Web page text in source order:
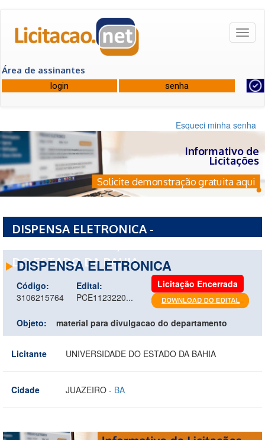
Área de assinantes
Esqueci minha senha
Informativo de
Licitações
Solicite demonstração gratuita aqui
DISPENSA ELETRONICA -
DO ESTADO DA BAHIA
DISPENSA ELETRONICA
Código:
3106215764
Edital:
PCE1123220...
Licitação Encerrada
Objeto: material para divulgacao do departamento
Licitante UNIVERSIDADE DO ESTADO DA BAHIA
Cidade JUAZEIRO - BA